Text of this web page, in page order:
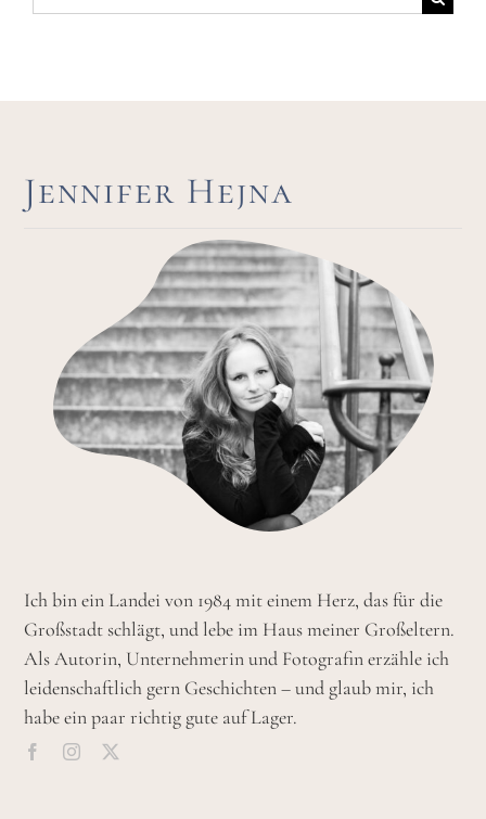
nach:
Jennifer Hejna
Ich bin ein Landei von 1984 mit einem Herz, das für die
Großstadt schlägt, und lebe im Haus meiner Großeltern.
Als Autorin, Unternehmerin und Fotografin erzähle ich
leidenschaftlich gern Geschichten – und glaub mir, ich
habe ein paar richtig gute auf Lager.